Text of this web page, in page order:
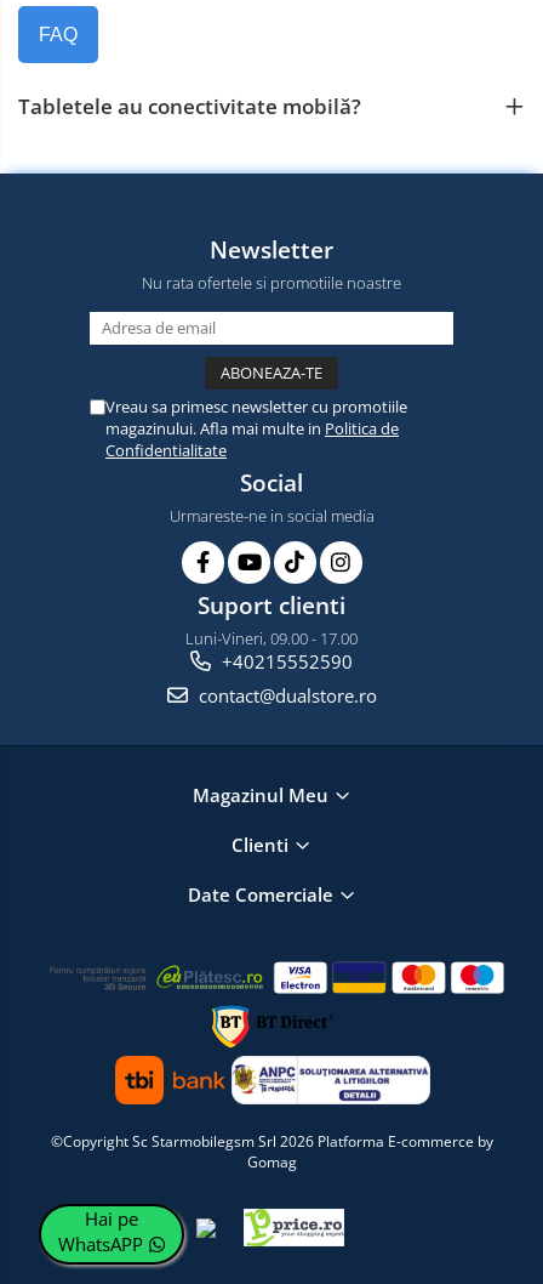
FAQ
Tabletele au conectivitate mobilă?
Newsletter
Nu rata ofertele si promotiile noastre
Vreau sa primesc newsletter cu promotiile
magazinului. Afla mai multe in Politica de
Confidentialitate
Social
Urmareste-ne in social media
Suport clienti
Luni-Vineri, 09.00 - 17.00
+40215552590
contact@dualstore.ro
Magazinul Meu
Clienti
Date Comerciale
©Copyright Sc Starmobilegsm Srl 2026 Platforma E-commerce by
Gomag
Hai pe
WhatsAPP